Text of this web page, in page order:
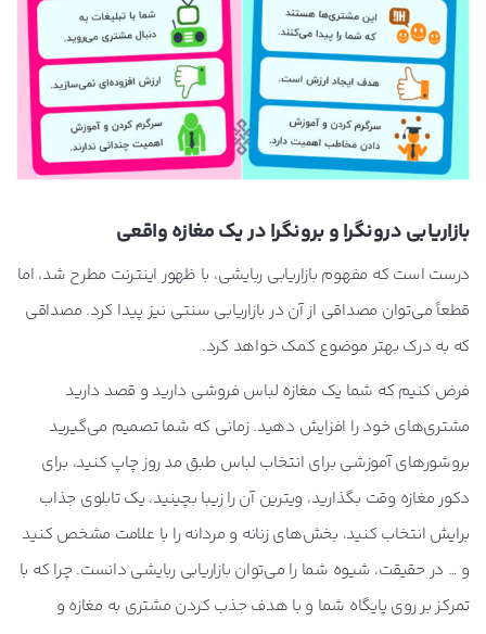
بازاریابی درونگرا و برونگرا در یک مغازه واقعی
درست است که مفهوم بازاریابی ربایشی، با ظهور اینترنت مطرح شد، اما
قطعاً می‌توان مصداقی از آن در بازاریابی سنتی نیز پیدا کرد. مصداقی
که به درک بهتر موضوع کمک خواهد کرد.
فرض کنیم که شما یک مغازه لباس فروشی دارید و قصد دارید
مشتری‌های خود را افزایش دهید. زمانی که شما تصمیم می‌گیرید
بروشورهای آموزشی برای انتخاب لباس طبق مد روز چاپ کنید، برای
دکور مغازه وقت بگذارید، ویترین آن را زیبا بچینید، یک تابلوی جذاب
برایش انتخاب کنید، بخش‌های زنانه و مردانه را با علامت مشخص کنید
و … در حقیقت، شیوه شما را می‌توان بازاریابی ربایشی دانست. چرا که با
تمرکز بر روی پایگاه شما و با هدف جذب کردن مشتری به مغازه و